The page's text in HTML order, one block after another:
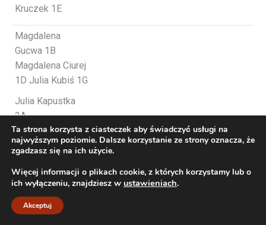
Kruczek 1E
Magdalena
Gucwa 1B
Magdalena Ciurej
1D Julia Kubiś 1G
Julia Kapustka
2A
Alicja Stasiak 3D
Justyna Prokop
3D, Nikola
Czupryna 3G
Aleksandra
Małopolska Licealiada Młodzieży w
Ta strona korzysta z ciasteczek aby świadczyć usługi na
najwyższym poziomie. Dalsze korzystanie ze strony oznacza, że
zgadzasz się na ich użycie.
Więcej informacji o plikach cookie, z których korzystamy lub o
ich wyłączeniu, znajdziesz w ustawieniach.
Akceptuj